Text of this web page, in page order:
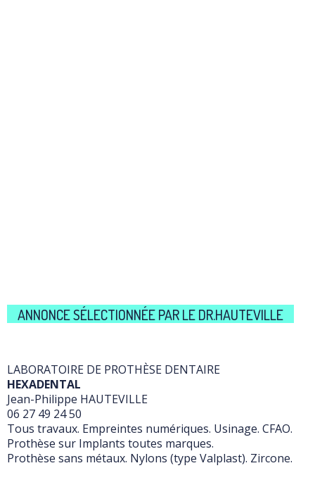
ANNONCE SÉLECTIONNÉE PAR LE DR.HAUTEVILLE
LABORATOIRE DE PROTHÈSE DENTAIRE
HEXADENTAL
Jean-Philippe HAUTEVILLE
06 27 49 24 50
Tous travaux. Empreintes numériques. Usinage. CFAO.
Prothèse sur Implants toutes marques.
Prothèse sans métaux. Nylons (type Valplast). Zircone.